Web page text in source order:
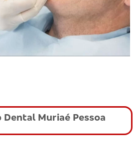
Dental Muriaé Pessoa